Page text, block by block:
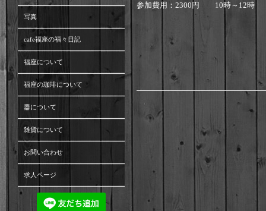
参加費用：2300円 10時～12時
写真
cafe福座の福々日記
福座について
福座の珈琲について
器について
雑貨について
お問い合わせ
求人ページ